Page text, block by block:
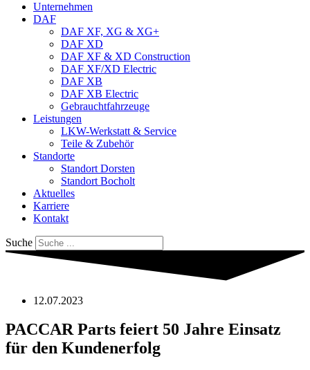
Unternehmen
DAF
DAF XF, XG & XG+
DAF XD
DAF XF & XD Construction
DAF XF/XD Electric
DAF XB
DAF XB Electric
Gebrauchtfahrzeuge
Leistungen
LKW-Werkstatt & Service
Teile & Zubehör
Standorte
Standort Dorsten
Standort Bocholt
Aktuelles
Karriere
Kontakt
Suche
12.07.2023
PACCAR Parts feiert 50 Jahre Einsatz
für den Kundenerfolg